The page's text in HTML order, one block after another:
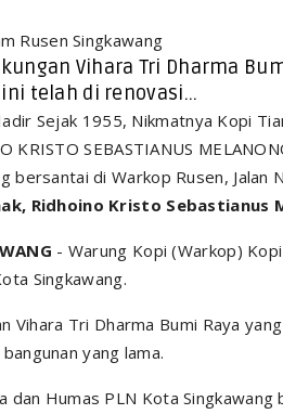
Rusen Singkawang
Vihara Tri Dharma
telah di renovasi...
KRISTO SEBASTIANUS
bersantai di Warkop Rusen, Jalan
Ridhoino Kristo Sebastianus
- Warung Kopi (Warkop)
Singkawang.
Tri Dharma Bumi Raya
yang lama.
Humas PLN Kota Singkawang